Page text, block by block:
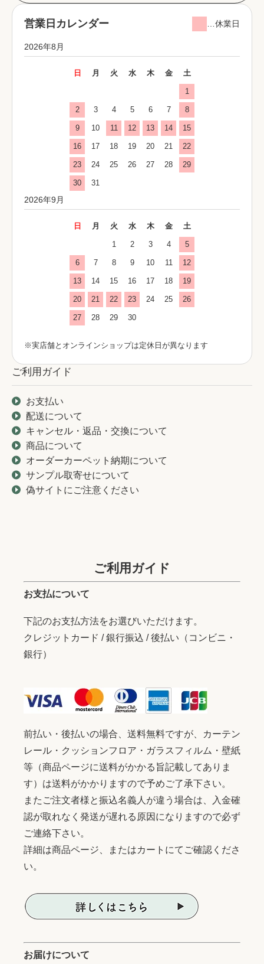
営業日カレンダー …休業日
2026年8月
日 月 火 水 木 金 土
1
2 3 4 5 6 7 8
9 10 11 12 13 14 15
16 17 18 19 20 21 22
23 24 25 26 27 28 29
30 31
2026年9月
日 月 火 水 木 金 土
1 2 3 4 5
6 7 8 9 10 11 12
13 14 15 16 17 18 19
20 21 22 23 24 25 26
27 28 29 30
※実店舗とオンラインショップは定休日が異なります
ご利用ガイド
お支払い
配送について
キャンセル・返品・交換について
商品について
オーダーカーペット納期について
サンプル取寄せについて
偽サイトにご注意ください
ご利用ガイド
お支払について
下記のお支払方法をお選びいただけます。
クレジットカード / 銀行振込 / 後払い（コンビニ・
銀行）
前払い・後払いの場合、送料無料ですが、カーテン
レール・クッションフロア・ガラスフィルム・壁紙
等（商品ページに送料がかかる旨記載してありま
す）は送料がかかりますので予めご了承下さい。
またご注文者様と振込名義人が違う場合は、入金確
認が取れなく発送が遅れる原因になりますので必ず
ご連絡下さい。
詳細は商品ページ、またはカートにてご確認くださ
い。
お届けについて